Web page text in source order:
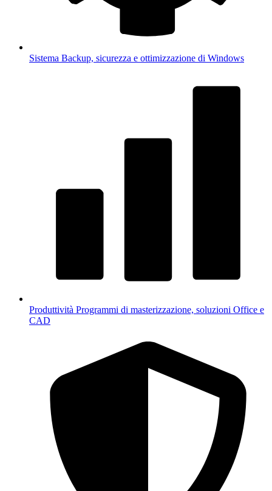
Sistema Backup, sicurezza e ottimizzazione di Windows
Produttività Programmi di masterizzazione, soluzioni Office e
CAD